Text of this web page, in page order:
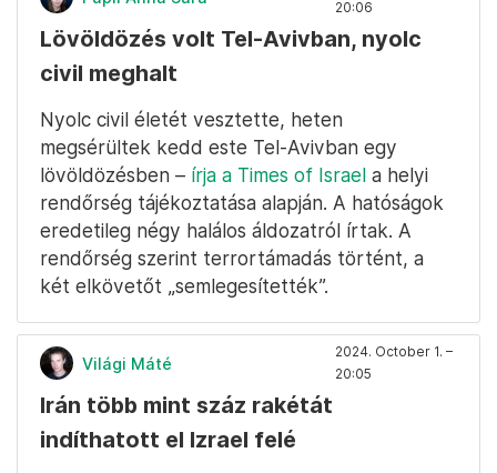
20:06
Lövöldözés volt Tel-Avivban, nyolc
civil meghalt
Nyolc civil életét vesztette, heten
megsérültek kedd este Tel-Avivban egy
lövöldözésben – írja a Times of Israel a helyi
rendőrség tájékoztatása alapján. A hatóságok
eredetileg négy halálos áldozatról írtak. A
rendőrség szerint terrortámadás történt, a
két elkövetőt „semlegesítették”.
Világi Máté
2024. October 1. –
20:05
Irán több mint száz rakétát
indíthatott el Izrael felé